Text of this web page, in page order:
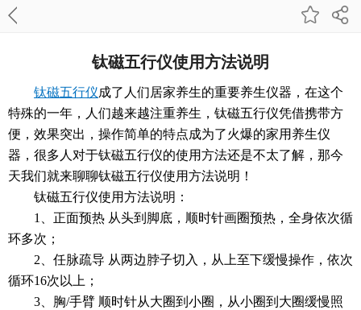
钛磁五行仪使用方法说明
钛磁五行仪成了人们居家养生的重要养生仪器，在这个
特殊的一年，人们越来越注重养生，钛磁五行仪凭借携带方
便，效果突出，操作简单的特点成为了火爆的家用养生仪
器，很多人对于钛磁五行仪的使用方法还是不太了解，那今
天我们就来聊聊钛磁五行仪使用方法说明！
钛磁五行仪使用方法说明：
1、正面预热 从头到脚底，顺时针画圈预热，全身依次循
环多次；
2、任脉疏导 从两边脖子切入，从上至下缓慢操作，依次
循环16次以上；
3、胸/手臂 顺时针从大圈到小圈，从小圈到大圈缓慢照